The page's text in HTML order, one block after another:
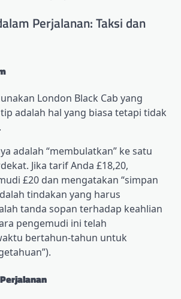
Perjalanan: Taksi dan
London Black Cab yang
adalah hal yang biasa tetapi tidak
adalah “membulatkan” ke satu
Jika tarif Anda £18,20,
£20 dan mengatakan “simpan
tindakan yang harus
tanda sopan terhadap keahlian
pengemudi ini telah
bertahun-tahun untuk